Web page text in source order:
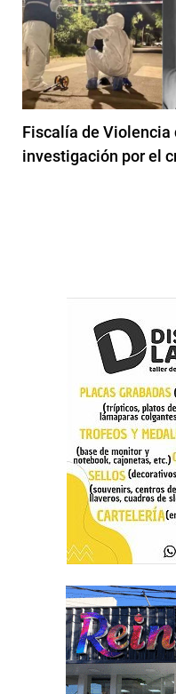
Fiscalía de Violencia
investigación por el